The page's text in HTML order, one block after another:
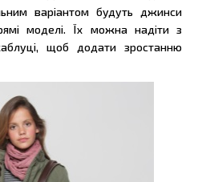
варіантом будуть джинси
моделі. Їх можна надіти з
щоб додати зростанню